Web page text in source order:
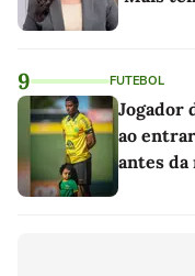
9 FUTEBOL
Jogador
ao
antes da